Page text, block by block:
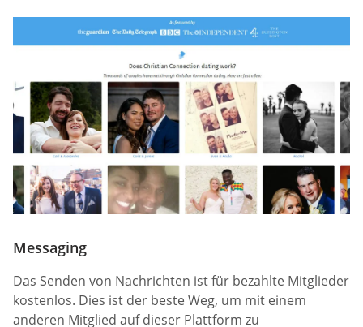
Messaging
Das Senden von Nachrichten ist für bezahlte Mitglieder
kostenlos. Dies ist der beste Weg, um mit einem
anderen Mitglied auf dieser Plattform zu